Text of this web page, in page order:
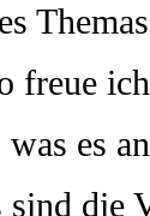
freue
es
die